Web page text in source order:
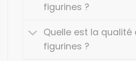
figurines ?
Quelle est la qualité
figurines ?